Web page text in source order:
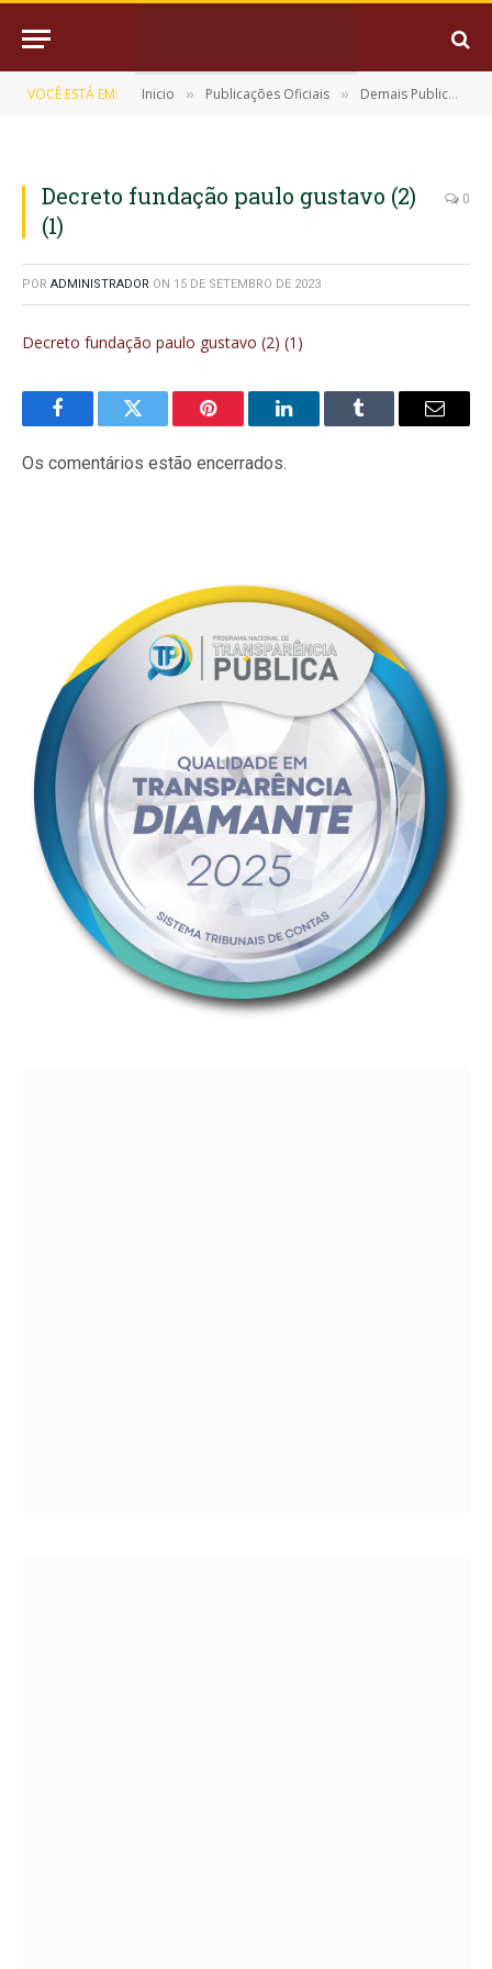
VOCÊ ESTÁ EM: Inicio » Publicações Oficiais » Demais Publicações Oficiais
Decreto fundação paulo gustavo (2)
(1)
0
POR ADMINISTRADOR ON 15 DE SETEMBRO DE 2023
Decreto fundação paulo gustavo (2) (1)
FacebookTwitter Pinterest LinkedInTumblr
E-
Os comentários estão encerrados.